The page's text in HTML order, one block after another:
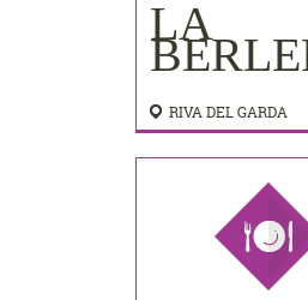
LA
RIVA DEL GARDA